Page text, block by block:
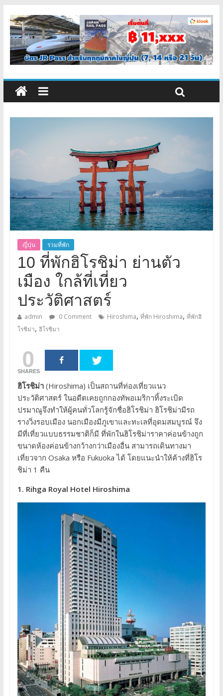
ญี่ปุ่น รวมที่พัก
10 ที่พักฮิโรชิม่า ย่านตัว
เมือง ใกล้ที่เที่ยว
ประวัติศาสตร์
admin 0 Comment Hiroshima, ที่พัก Hiroshima, ที่พักฮิ
โรชิม่า, ฮิโรชิมา
0
SHARES
ฮิโรชิม่า(Hiroshima) เป็นสถานที่ท่องเที่ยวแนว
ประวัติศาสตร์ ในอดีตเคยถูกกองทัพอเมริกาทิ้งระเบิด
ปรมาณูจึงทำให้ผู้คนทั่วโลกรู้จักชื่อฮิโรชิม่า ฮิโรชิม่ามีรถ
รางวิ่งรอบเมือง นอกเมืองมีภูเขาและทะเลที่อุดมสมบูรณ์ จึง
มีที่เที่ยวแบบธรรมชาติก็มี ที่พักในฮิโรชิม่าราคาค่อนข้างถูก
ขนาดห้องค่อนข้างกว้างกว่าเมืองอื่น สามารถเดินทางมา
เที่ยวจาก Osaka หรือ Fukuoka ได้ โดยแนะนำให้ค้างที่ฮิโร
ชิม่า 1 คืน
1. Rihga Royal Hotel Hiroshima